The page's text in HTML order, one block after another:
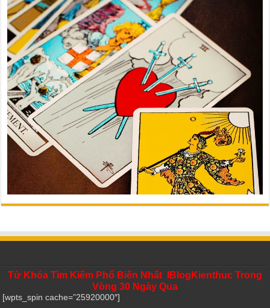
Từ Khóa Tìm Kiếm Phổ Biến Nhất IBlogKienthuc Trong
Vòng 30 Ngày Qua
[wpts_spin cache=”25920000″]